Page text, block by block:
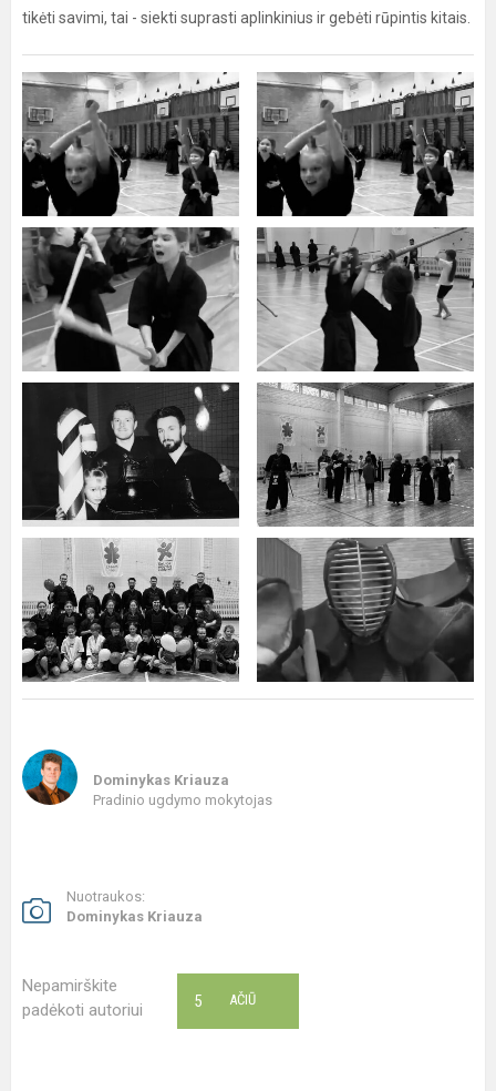
tikėti savimi, tai - siekti suprasti aplinkinius ir gebėti rūpintis kitais.
Dominykas Kriauza
Pradinio ugdymo mokytojas
Nuotraukos:
Dominykas Kriauza
Nepamirškite
padėkoti autoriui
AČIŪ
5